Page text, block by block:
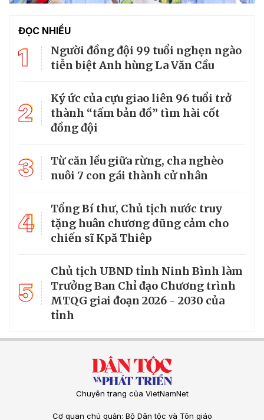
ĐỌC NHIỀU
1
Người đồng đội 99 tuổi nghẹn ngào
tiễn biệt Anh hùng La Văn Cầu
2
Ký ức của cựu giao liên 96 tuổi trở
thành “tấm bản đồ” tìm hài cốt
đồng đội
3
Từ căn lều giữa rừng, cha nghèo
nuôi 7 con gái thành cử nhân
4
Tổng Bí thư, Chủ tịch nước truy
tặng huân chương dũng cảm cho
chiến sĩ Kpă Thiêp
5
Chủ tịch UBND tỉnh Ninh Bình làm
Trưởng Ban Chỉ đạo Chương trình
MTQG giai đoạn 2026 - 2030 của
tỉnh
Chuyên trang của VietNamNet
Cơ quan chủ quản: Bộ Dân tộc và Tôn giáo